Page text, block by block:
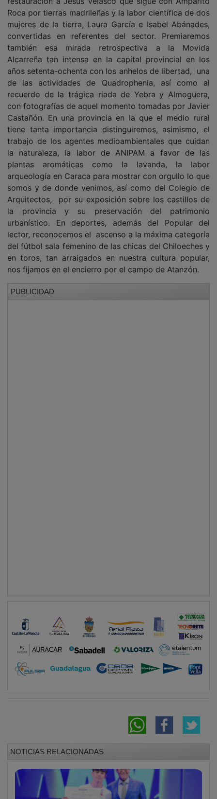
Roca por tierras madrileñas y la labor científica de dos
mujeres de la tierra, Laura García e Isabel Abánades,
convertidas en referentes del sector. Premiaremos
también esa mirada retrospectiva a la Movida
Alcarreña tan intensa en la capital provincial en los
años setenta-ochenta con los anhelos de libertad, una
de las actividades de Quadrophenia, así como al
recuerdo de la trágica riada de Yebra y Almoguera,
con fotografías de aquel momento tomadas por Javier
Castañón. En una provincia en la que el medio rural
tiene tanta importancia distinguiremos, asimismo, el
trabajo de los agentes medioambientales que cuidan
la naturaleza, la labor de ANIPAM a favor de las
plantas aromáticas como la lavanda, la labor
arqueología en Caraca para mostrar con orgullo lo que
somos y de donde venimos, así como del Colegio de
Arquitectos, por su exposición sobre los castillos de
la provincia y su preservación del patrimonio
urbanístico. En deportes, además del Popular del
lector, reconocemos el ascenso a la máxima categoría
del fútbol sala femenino de las chicas del Chiloeches y
en toros, tan arraigados en nuestra cultura popular,
nos fijamos en el encierro por el campo de Atanzón.